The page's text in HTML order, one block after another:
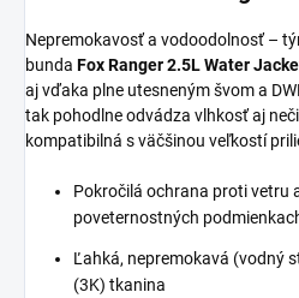
Nepremokavosť a vodoodolnosť –
bunda Fox Ranger 2.5L Water
aj vďaka plne utesneným švom a
tak pohodlne odvádza vlhkosť aj
kompatibilná s väčšinou veľkostí
Pokročilá ochrana proti vetru
poveternostných
Ľahká, nepremokavá (vodný
(3K) tkanina